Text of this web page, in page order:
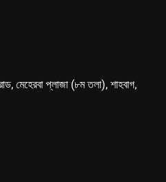
মেহেরবা প্লাজা (৮ম তলা), শাহবাগ,